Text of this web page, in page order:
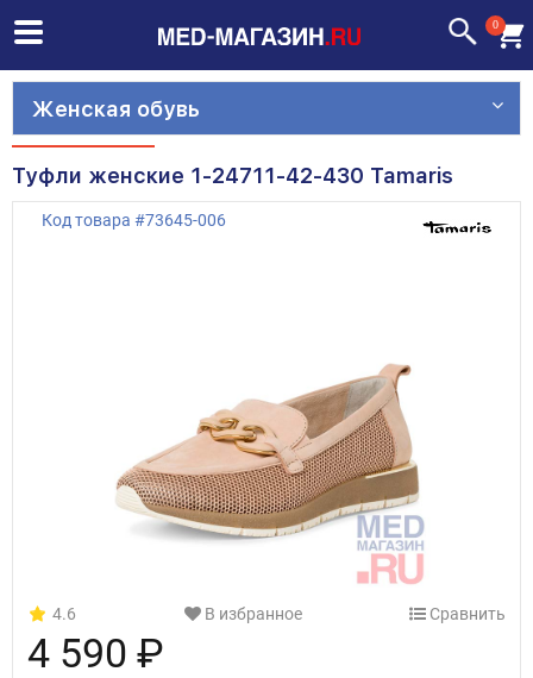
0
Женская обувь
Туфли женские 1-24711-42-430 Tamaris
Код товара #73645-006
4.6 В избранное Сравнить
4 590 ₽